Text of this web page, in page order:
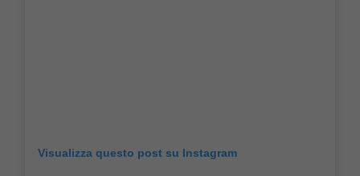
Visualizza questo post su Instagram